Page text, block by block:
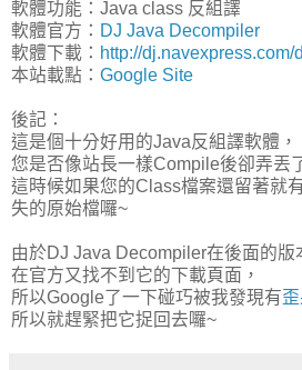
軟體功能：Java class 反組譯
軟體官方： DJ Java Decompiler
軟體下載： http://
本站載點： Google Site
後記：
這是個十分好用的Java反組譯軟體，
您是否像站長一樣Compile後卻弄丟
這時候如果您的Class檔案還留著就
失的原始檔囉~
由於DJ Java Decompiler在後面的版
在官方又找不到它的下載頁面，
所以Google了一下碰巧被我發現有
所以就趕緊把它捉回去囉~